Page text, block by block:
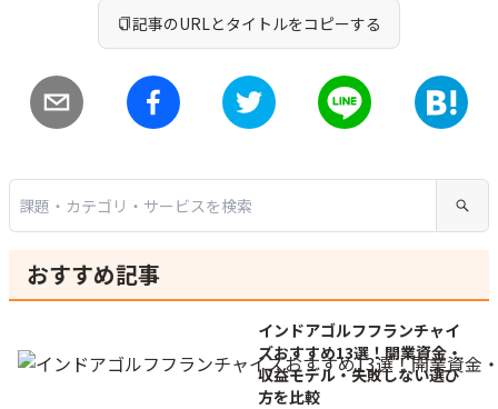
記事のURLとタイトルをコピーする
おすすめ記事
インドアゴルフフランチャイ
ズおすすめ13選！開業資金・
収益モデル・失敗しない選び
方を比較